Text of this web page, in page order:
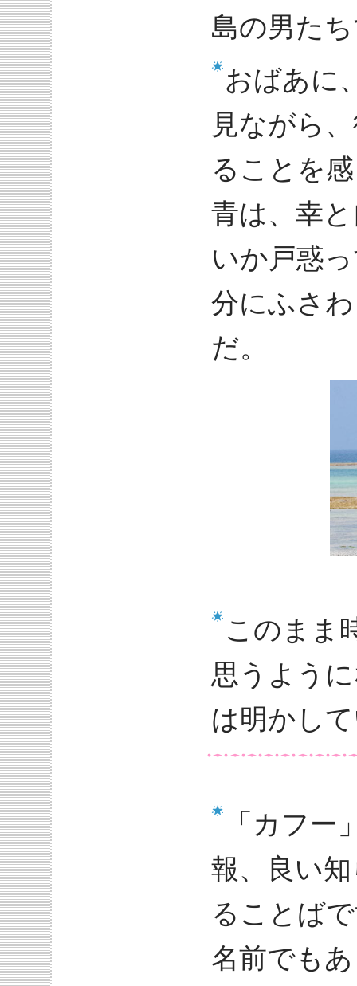
島の男た
おばあに
見ながら
ることを
青は、幸
いか戸惑
分にふさ
だ。
このまま
思うよう
は明かし
「カフ
報、良い
ることば
名前でも